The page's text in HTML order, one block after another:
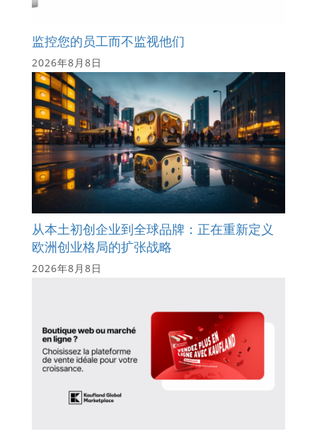
监控您的员工而不监视他们
2026年8月8日
从本土初创企业到全球品牌：正在重新定义
欧洲创业格局的扩张战略
2026年8月8日